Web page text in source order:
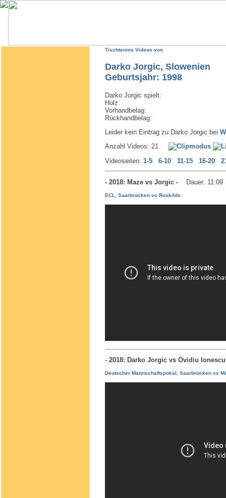
Tischtennis Videos von
Darko Jorgic, Slowenien
Geburtsjahr: 1998
Darko Jorgic spielt:
Holz:
Vorhandbelag:
Rückhandbelag:
Leider kein Eintrag zu Darko Jorgic bei
Anzahl Videos: 21
Videoseiten: 1-5 6-10 11-15 16-20
- 2018: Maze vs Jorgic - Dauer: 11:09
ECL, Saarbrücken vs Roskilde.
- 2018: Darko Jorgic vs Ovidiu
Deutscher Mannschaftspokal, Saarbrücken vs